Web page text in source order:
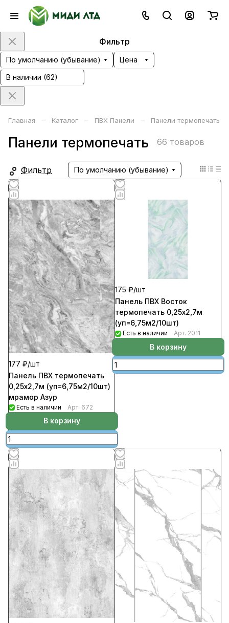
Фильтр
По умолчанию (убывание)
Цена
В наличии (62)
Главная – Каталог – ПВХ Панели – Панели термопечать
Панели термопечать 66 товаров
Фильтр По умолчанию (убывание)
177 ₽/шт
Панель ПВХ термопечать
0,25х2,7м (уп=6,75м2/10шт)
мрамор Азур
Есть в наличии Арт. 672
В корзину
175 ₽/шт
Панель ПВХ Восток
термопечать 0,25х2,7м
(уп=6,75м2/10шт)
Есть в наличии Арт. 2011
В корзину